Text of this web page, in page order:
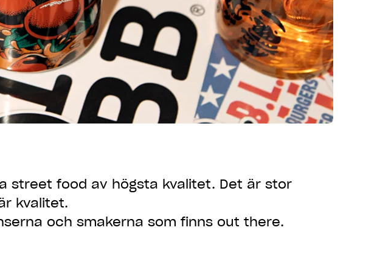
street food av högsta kvalitet. Det är stor
kvalitet.
och smakerna som finns out there.